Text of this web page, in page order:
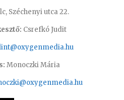
Széchenyi utca 22.
Csrefkó Judit
Monoczki Mária